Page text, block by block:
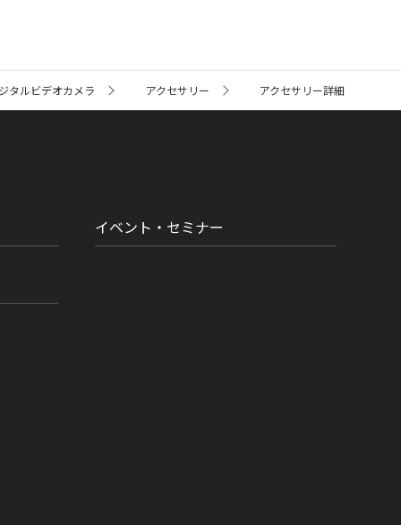
タルビデオカメラ アクセサリー アクセサリー詳細
イベント・セミナー